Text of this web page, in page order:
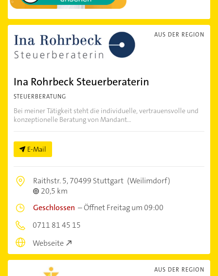
AUS DER REGION
Ina Rohrbeck Steuerberaterin
STEUERBERATUNG
Bei meiner Tätigkeit steht die individuelle, vertrauensvolle und
konzeptionelle Beratung von Mandant...
E-Mail
Raithstr. 5,70499 Stuttgart (Weilimdorf)
20,5 km
Geschlossen –Öffnet Freitag um 09:00
0711 81 45 15
Webseite
AUS DER REGION